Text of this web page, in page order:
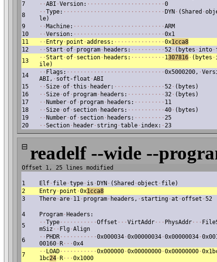
7
· ·ABI ·Version: · · · · · · · · · · · · · · · · · · · · · · ·0
8
· ·Type: · · · · · · · · · · · · · · · · · · · · · · · · · · · · · · DYN · (Shared ·
le)
9
· · Machine: · · · · · · · · · · · · · · · · · · · · · · · · · · ·ARM
10
· ·Version: · · · · · · · · · · · · · · · · · · · · · · · · · · ·0x1
11
· · Entry · point ·address: · · · · · · · · · · · · · · ·0x1cca8
12
· ·Start ·of · program · headers: · · · · · · · · · ·52 · (bytes · into ·
13
· ·Start ·of · section · headers: · · · · · · · · · · 1307816 · (bytes ·
ile)
14
· · Flags: · · · · · · · · · · · · · · · · · · · · · · · · · · · · ·0x5000200, ·
ABI, · soft-float ·ABI
15
· ·Size ·of ·this · header: · · · · · · · · · · · · · · ·52 · (bytes)
16
· ·Size ·of · program · headers: · · · · · · · · · · ·32 · (bytes)
17
· · Number ·of · program · headers: · · · · · · · · · 11
18
· ·Size ·of · section · headers: · · · · · · · · · · ·40 · (bytes)
19
· · Number ·of · section · headers: · · · · · · · · ·25
20
· ·Section · header · string ·table · index: ·23
⊟ readelf --wide --
Offset 1, 25 lines modified
1 Elf · file ·type · is · DYN · (Shared ·object · file)
2
Entry · point ·0x1cca8
3
There ·are · 11 · program · headers, · starting ·at ·offset ·52
4 Program · Headers:
5
· ·Type · · · · · · · · · · ·Offset · · ·VirtAddr · · · PhysAddr · · ·
mSiz · · Flg ·Align
6
· · PHDR · · · · · · · · · · ·0x000034 ·0x00000034 ·0x00000034 ·
00160 · R · · ·0x4
7
· · LOAD · · · · · · · · · · ·0x000000 ·0x00000000 ·0x00000000 ·
1bc24 · R · · ·0x1000